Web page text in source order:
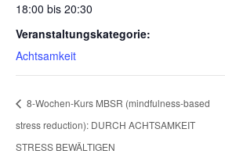
18:00 bis 20:30
Veranstaltungskategorie:
Achtsamkeit
8-Wochen-Kurs MBSR (mindfulness-based
stress reduction): DURCH ACHTSAMKEIT
STRESS BEWÄLTIGEN